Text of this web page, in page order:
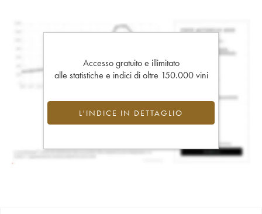
Accesso gratuito e illimitato
alle statistiche e indici di oltre 150.000 vini
L'INDICE IN DETTAGLIO